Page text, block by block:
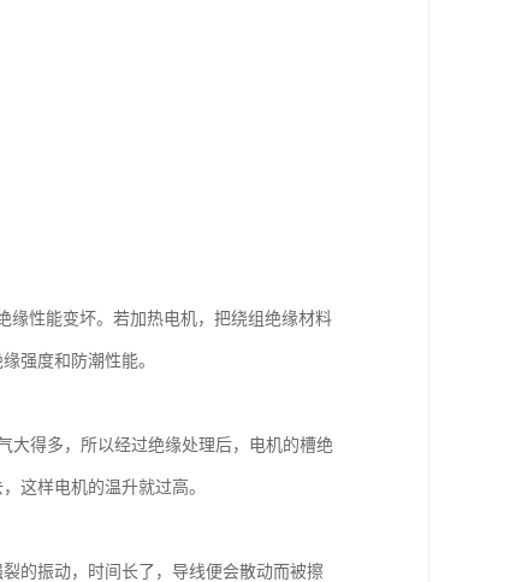
缘性能变坏。若加热电机，把绕组绝缘材料
强度和防潮性能。
大得多，所以经过绝缘处理后，电机的槽绝
这样电机的温升就过高。
的振动，时间长了，导线便会散动而被擦